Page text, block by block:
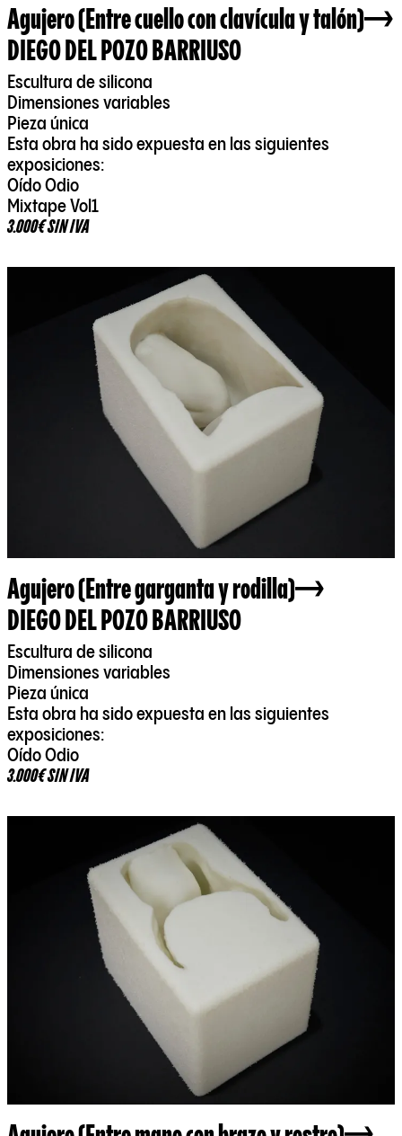
Agujero (Entre cuello con clavícula y talón)
DIEGO DEL POZO BARRIUSO
Escultura de silicona
Dimensiones variables
Pieza única
Esta obra ha sido expuesta en las siguientes
exposiciones:
Oído Odio
Mixtape Vol1
3.000€ SIN IVA
Agujero (Entre garganta y rodilla)
DIEGO DEL POZO BARRIUSO
Escultura de silicona
Dimensiones variables
Pieza única
Esta obra ha sido expuesta en las siguientes
exposiciones:
Oído Odio
3.000€ SIN IVA